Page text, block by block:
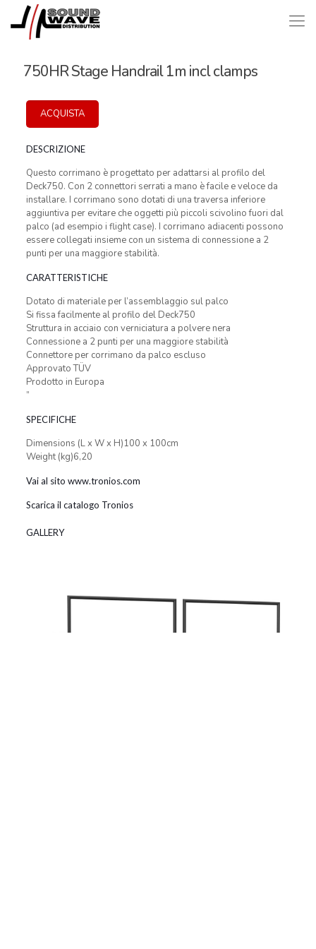
750HR Stage Handrail 1m incl clamps
ACQUISTA
DESCRIZIONE
Questo corrimano è progettato per adattarsi al profilo del
Deck750. Con 2 connettori serrati a mano è facile e veloce da
installare. I corrimano sono dotati di una traversa inferiore
aggiuntiva per evitare che oggetti più piccoli scivolino fuori dal
palco (ad esempio i flight case). I corrimano adiacenti possono
essere collegati insieme con un sistema di connessione a 2
punti per una maggiore stabilità.
CARATTERISTICHE
Dotato di materiale per l’assemblaggio sul palco
Si fissa facilmente al profilo del Deck750
Struttura in acciaio con verniciatura a polvere nera
Connessione a 2 punti per una maggiore stabilità
Connettore per corrimano da palco escluso
Approvato TÜV
Prodotto in Europa
”
SPECIFICHE
Dimensions (L x W x H)100 x 100cm
Weight (kg)6,20
Vai al sito www.tronios.com
Scarica il catalogo Tronios
GALLERY